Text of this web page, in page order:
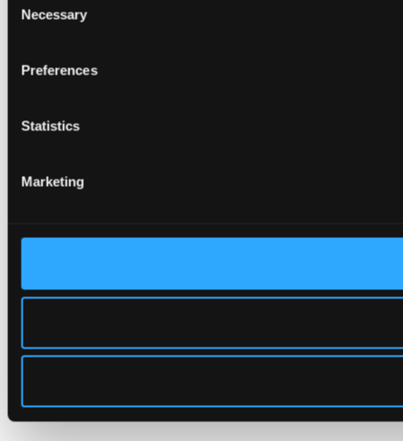
Selection
Necessary
Preferences
Statistics
Marketing